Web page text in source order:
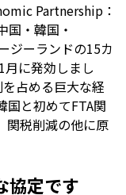
Partnership：
国・韓国・
ジーランドの15カ
に発効しまし
占める巨大な経
国と初めてFTA関
関税削減の他に原
協定です